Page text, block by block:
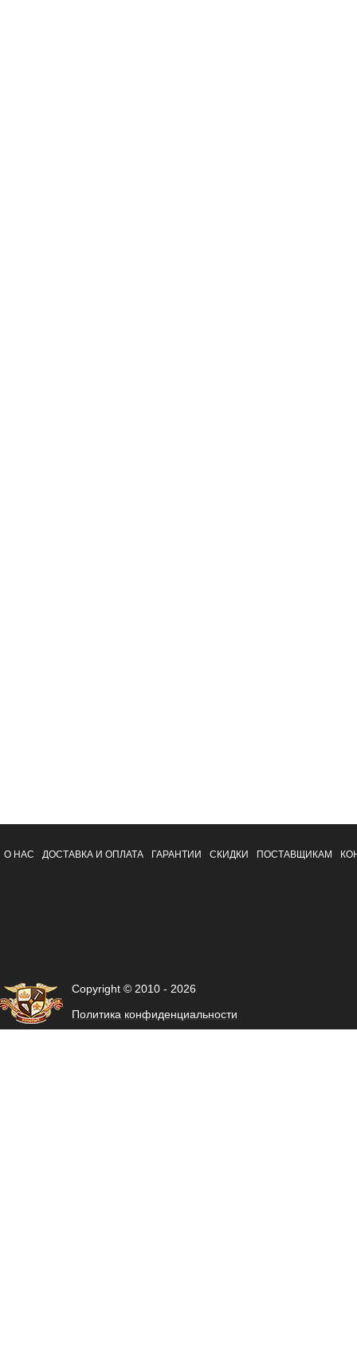
О НАС ДОСТАВКА И ОПЛАТА ГАРАНТИИ СКИДКИ ПОСТАВЩИКАМ
Copyright © 2010 - 2026
Политика конфиденциальности